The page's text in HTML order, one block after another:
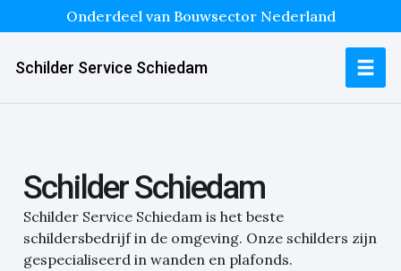
Onderdeel van Bouwsector Nederland
Schilder Service Schiedam
Schilder Schiedam
Schilder Service Schiedam is het beste
schildersbedrijf in de omgeving. Onze schilders zijn
gespecialiseerd in wanden en plafonds.